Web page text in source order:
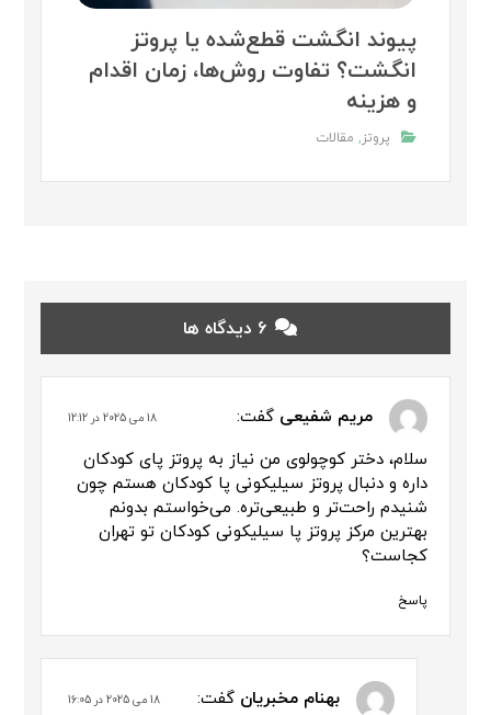
پیوند انگشت قطع‌شده یا پروتز
انگشت؟ تفاوت روش‌ها، زمان اقدام
و هزینه
پروتز, مقالات
6 دیدگاه ها
مریم شفیعی گفت: 18 می 2025 در 12:12
سلام، دختر کوچولوی من نیاز به پروتز پای کودکان
داره و دنبال پروتز سیلیکونی پا کودکان هستم چون
شنیدم راحت‌تر و طبیعی‌تره. می‌خواستم بدونم
بهترین مرکز پروتز پا سیلیکونی کودکان تو تهران
کجاست؟
پاسخ
بهنام مخبریان گفت: 18 می 2025 در 16:05